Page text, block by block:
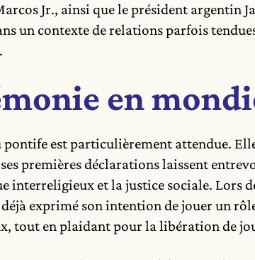
Jr., ainsi que le président argentin
un contexte de relations parfois
en
pontife est particulièrement attendue.
premières déclarations laissent
interreligieux et la justice sociale. Lors
déjà exprimé son intention de jouer un
tout en plaidant pour la libération de